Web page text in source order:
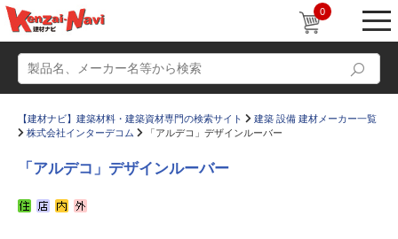
0
【建材ナビ】建築材料・建築資材専門の検索サイト
建築 設備 建材メーカー一覧
株式会社インターデコム
「アルデコ」デザインルーバー
「アルデコ」デザインルーバー